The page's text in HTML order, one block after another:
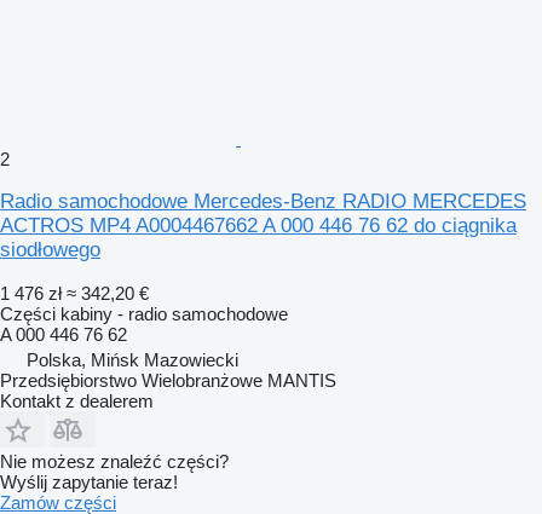
2
Radio samochodowe Mercedes-Benz RADIO MERCEDES
ACTROS MP4 A0004467662 A 000 446 76 62 do ciągnika
siodłowego
1 476 zł ≈ 342,20 €
Części kabiny - radio samochodowe
A 000 446 76 62
Polska, Mińsk Mazowiecki
Przedsiębiorstwo Wielobranżowe MANTIS
Kontakt z dealerem
Nie możesz znaleźć części?
Wyślij zapytanie teraz!
Zamów części